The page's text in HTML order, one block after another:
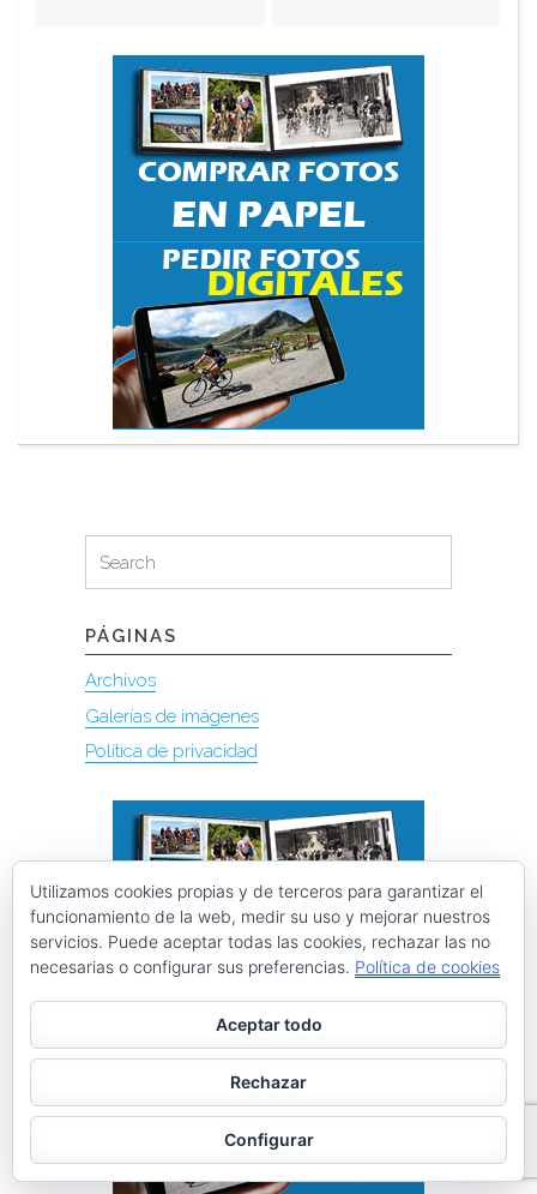
for:
Search
PÁGINAS
Archivos
Galerías de imágenes
Política de privacidad
Utilizamos cookies propias y de terceros para garantizar el
funcionamiento de la web, medir su uso y mejorar nuestros
servicios. Puede aceptar todas las cookies, rechazar las no
necesarias o configurar sus preferencias. Política de cookies
Aceptar todo
Rechazar
Configurar